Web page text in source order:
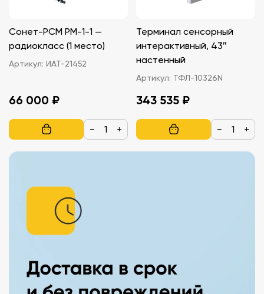
Сонет-РСМ РМ-1-1 —
радиокласс (1 место)
Артикул: ИАТ-21452
66 000 ₽
− +
Терминал сенсорный
интерактивный, 43″
настенный
Артикул: ТФЛ-10326N
343 535 ₽
− +